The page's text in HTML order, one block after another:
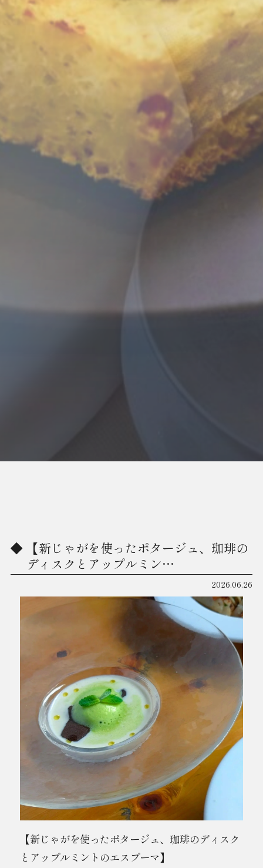
【新じゃがを使ったポタージュ、珈琲の
ディスクとアップルミン…
2026.06.26
【新じゃがを使ったポタージュ、珈琲のディスク
とアップルミントのエスプーマ】